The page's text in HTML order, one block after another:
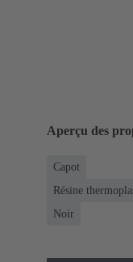
Aperçu des
Capot
Résine
Noir